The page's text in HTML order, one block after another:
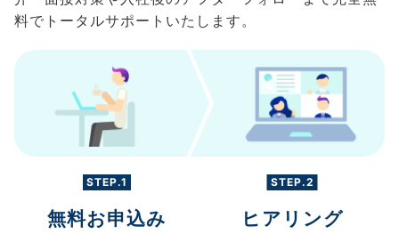
料でトータルサポートいたします。
STEP.1
無料お申込み
STEP.2
ヒアリング